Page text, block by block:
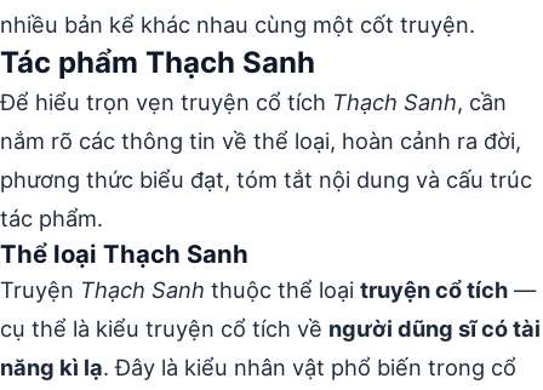
nhiều bản kể khác nhau cùng một cốt truyện.
Tác phẩm Thạch Sanh
Để hiểu trọn vẹn truyện cổ tích Thạch Sanh, cần
nắm rõ các thông tin về thể loại, hoàn cảnh ra đời,
phương thức biểu đạt, tóm tắt nội dung và cấu trúc
tác phẩm.
Thể loại Thạch Sanh
Truyện Thạch Sanh thuộc thể loại truyện cổ tích —
cụ thể là kiểu truyện cổ tích về người dũng sĩ có tài
năng kì lạ. Đây là kiểu nhân vật phổ biến trong cổ